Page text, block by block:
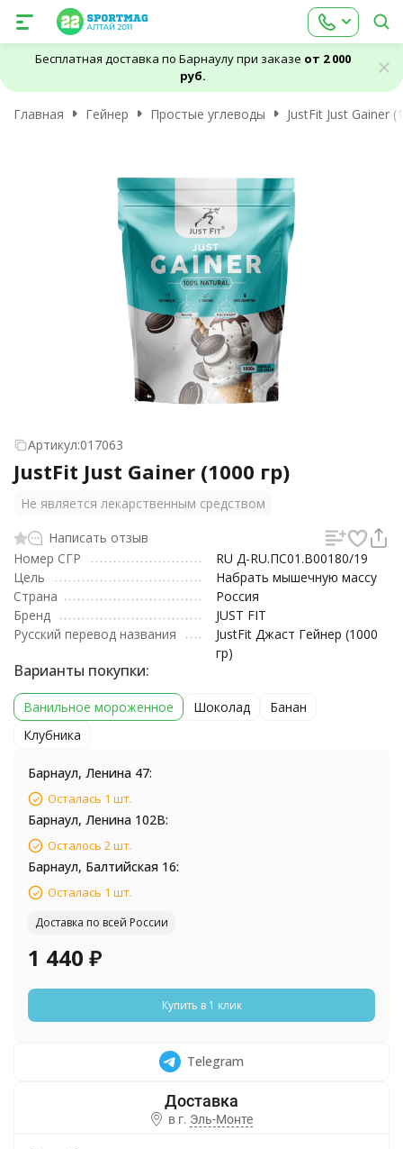
Бесплатная доставка по Барнаулу при заказе от 2 000
руб.
Главная Гейнер Простые углеводы JustFit Just Gainer
Артикул:017063
JustFit Just Gainer (1000 гр)
Не является лекарственным средством
Написать отзыв
Номер СГР
RU Д-RU.ПС01.В00180/19
Цель
Набрать мышечную массу
Страна
Россия
Бренд
JUST FIT
Русский перевод названия
JustFit Джаст Гейнер (1000
гр)
Варианты покупки:
Ванильное мороженное Шоколад
Банан
Клубника
Барнаул, Ленина 47:
Осталась 1 шт.
Барнаул, Ленина 102В:
Осталось 2 шт.
Барнаул, Балтийская 16:
Осталась 1 шт.
Доставка по всей России
1 440 ₽
Купить в 1 клик
Telegram
в г. Эль-Монте